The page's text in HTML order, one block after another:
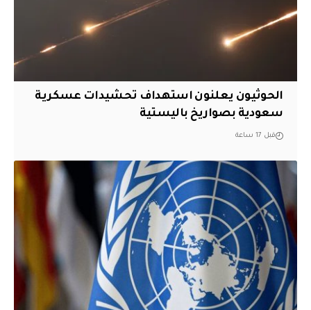
الحوثيون يعلنون استهداف تحشيدات عسكرية
سعودية بصواريخ باليستية
قبل 17 ساعة